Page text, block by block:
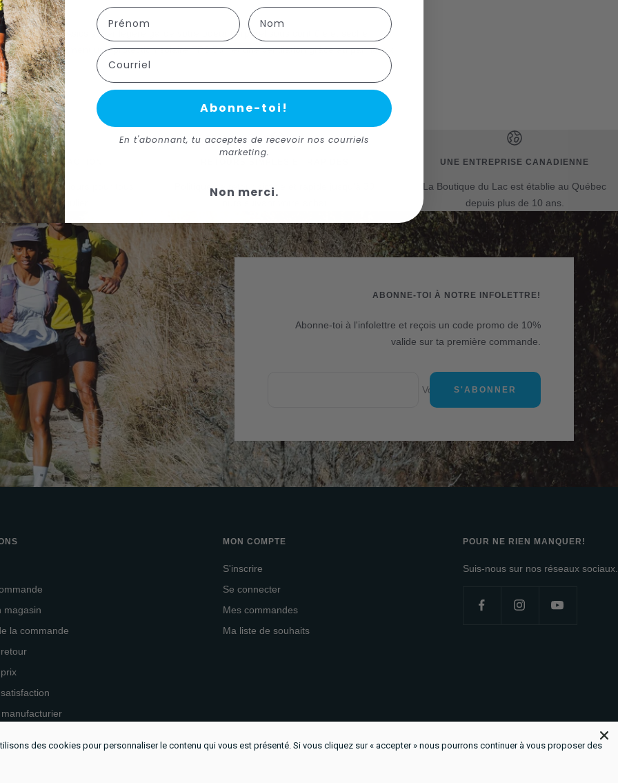
camisole Asics super légère garde votre odeur corporel sous contrôle et sèche
offre également une protection solaire FPS 50+ et une ventilation grâce au panneaux
DE SATISFACTION
de 30 jours pour tous
à prix régulier.
Politique de retour simple et rapide jusqu'à 30
UNE ENTREPRISE CANADIENNE
La Boutique du Lac est établie au Québec
depuis plus de 10 ans.
ABONNE-TOI À NOTRE INFOLETTRE!
Abonne-toi à l'infolettre et reçois un code promo de 10%
valide sur ta première commande.
Votre e-mailS'ABONNER
magasin
la commande
MON COMPTE
S'inscrire
Se connecter
Mes commandes
Ma liste de souhaits
POUR NE RIEN MANQUER!
Suis-nous sur nos réseaux sociaux.
des cookies pour personnaliser le contenu qui vous est présenté. Si vous cliquez sur « accepter » nous pourrons continuer à vous proposer des
First Name Last name
Courriel
Abonne-toi!
En t'abonnant, tu acceptes de recevoir nos courriels
marketing.
Non merci.